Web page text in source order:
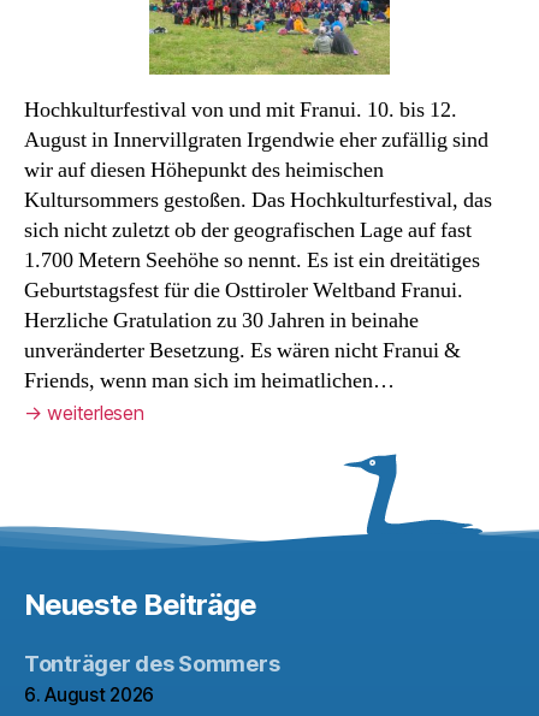
Hochkulturfestival von und mit Franui. 10. bis 12.
August in Innervillgraten Irgendwie eher zufällig sind
wir auf diesen Höhepunkt des heimischen
Kultursommers gestoßen. Das Hochkulturfestival, das
sich nicht zuletzt ob der geografischen Lage auf fast
1.700 Metern Seehöhe so nennt. Es ist ein dreitätiges
Geburtstagsfest für die Osttiroler Weltband Franui.
Herzliche Gratulation zu 30 Jahren in beinahe
unveränderter Besetzung. Es wären nicht Franui &
Friends, wenn man sich im heimatlichen…
→ weiterlesen
Neueste Beiträge
Tonträger des Sommers
6. August 2026